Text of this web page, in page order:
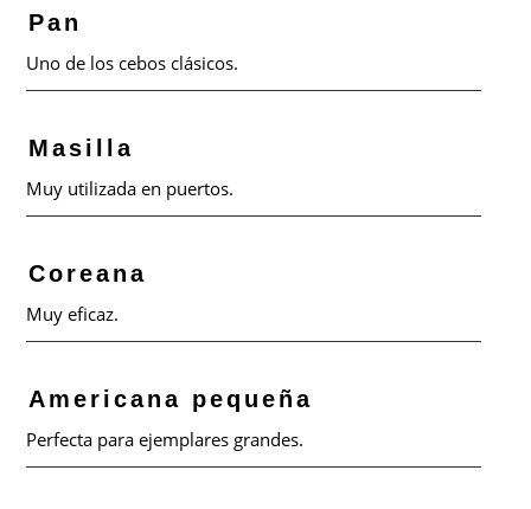
Pan
Uno de los cebos clásicos.
Masilla
Muy utilizada en puertos.
Coreana
Muy eficaz.
Americana pequeña
Perfecta para ejemplares grandes.